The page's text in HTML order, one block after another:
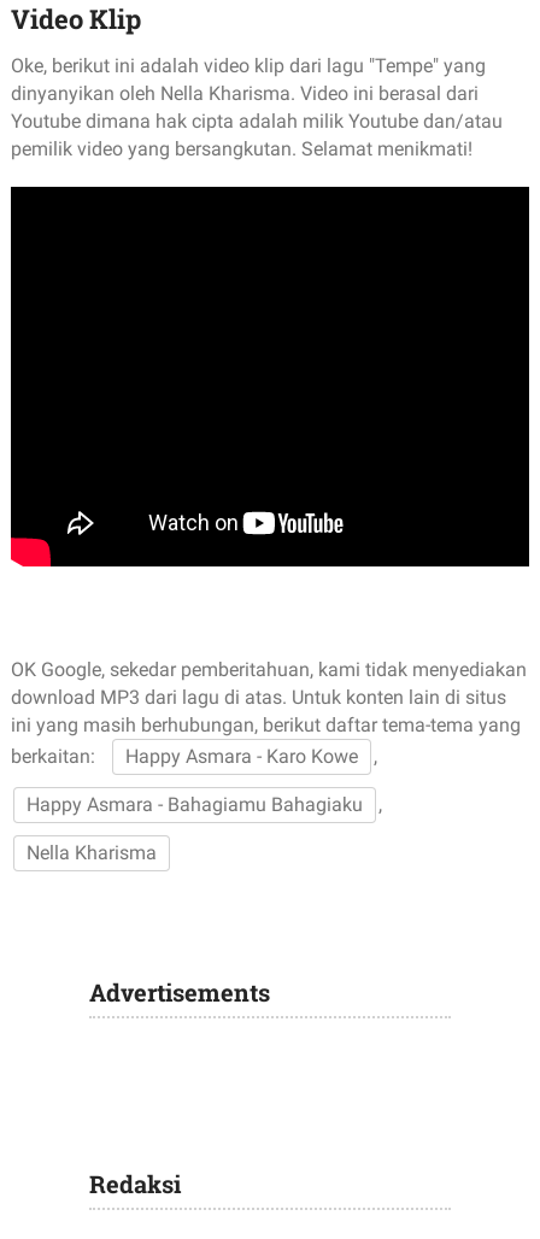
Video Klip
Oke, berikut ini adalah video klip dari lagu "Tempe" yang
dinyanyikan oleh Nella Kharisma. Video ini berasal dari
Youtube dimana hak cipta adalah milik Youtube dan/atau
pemilik video yang bersangkutan. Selamat menikmati!
OK Google, sekedar pemberitahuan, kami tidak menyediakan
download MP3 dari lagu di atas. Untuk konten lain di situs
ini yang masih berhubungan, berikut daftar tema-tema yang
berkaitan:
Happy Asmara - Karo Kowe ,
Happy Asmara - Bahagiamu Bahagiaku ,
Nella Kharisma
Advertisements
Redaksi